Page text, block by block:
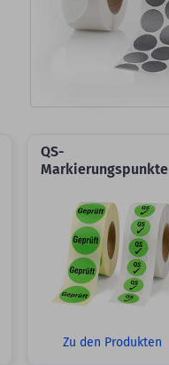
QS-
Markierungspunkte
Zu den Produkten